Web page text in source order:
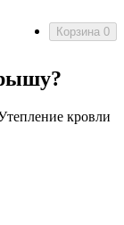
Корзина 0